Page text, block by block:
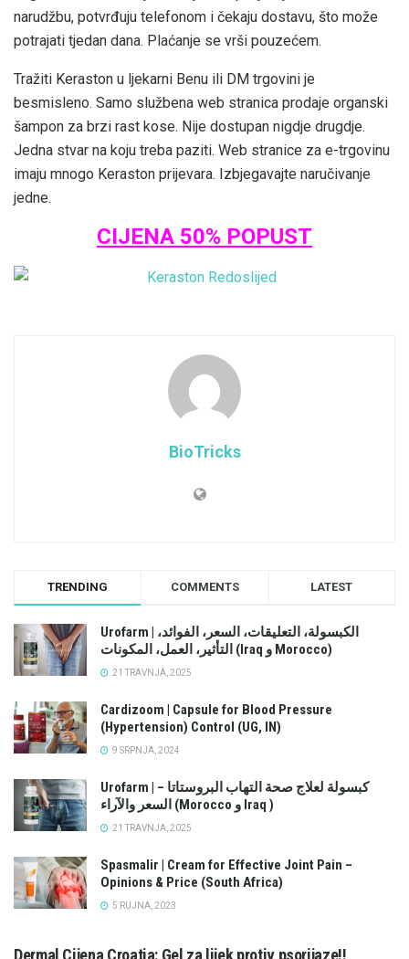
narudžbu, potvrđuju telefonom i čekaju dostavu, što može
potrajati tjedan dana. Plaćanje se vrši pouzećem.
Tražiti Keraston u ljekarni Benu ili DM trgovini je
besmisleno. Samo službena web stranica prodaje organski
šampon za brzi rast kose. Nije dostupan nigdje drugdje.
Jedna stvar na koju treba paziti. Web stranice za e-trgovinu
imaju mnogo Keraston prijevara. Izbjegavajte naručivanje
jedne.
CIJENA 50% POPUST
BioTricks
TRENDING COMMENTS LATEST
Urofarm | الكبسولة، التعليقات، السعر، الفوائد،
التأثير، العمل، المكونات (Iraq و Morocco)
21 TRAVNJA, 2025
Cardizoom | Capsule for Blood Pressure
(Hypertension) Control (UG, IN)
9 SRPNJA, 2024
Urofarm | كبسولة لعلاج صحة التهاب البروستاتا –
السعر والآراء (Morocco و Iraq )
21 TRAVNJA, 2025
Spasmalir | Cream for Effective Joint Pain –
Opinions & Price (South Africa)
5 RUJNA, 2023
Dermal Cijena Croatia: Gel za lijek protiv psorijaze!!